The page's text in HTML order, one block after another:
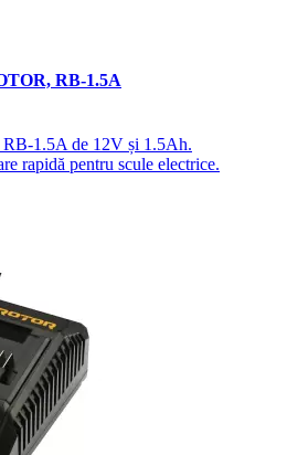
RB-1.5A
1.5A de 12V și 1.5Ah.
rapidă pentru scule electrice.